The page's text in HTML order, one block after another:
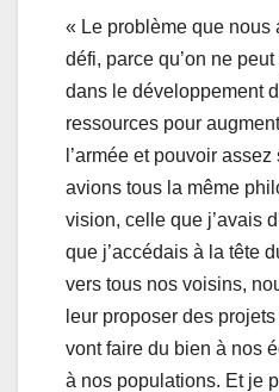
« Le problème que nous
défi, parce qu’on ne
dans le développement
ressources pour
l’armée et pouvoir
avions tous la même
vision, celle que j’avais
que j’accédais à la tête
vers tous nos voisins,
leur proposer des
vont faire du bien à nos
à nos populations. Et je